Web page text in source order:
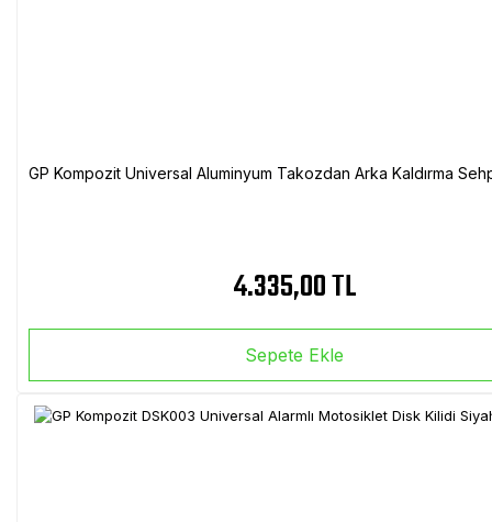
GP Kompozit Universal Aluminyum Takozdan Arka Kaldırma
4.335,00 TL
Sepete Ekle